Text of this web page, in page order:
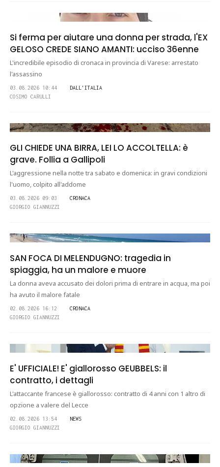
Si ferma per aiutare una donna per strada, l'EX
GELOSO CREDE SIANO AMANTI: ucciso 36enne
L'incredibile episodio di cronaca in provincia di Varese: arrestato
l'assassino
03.08.2026 10:44
DALL'ITALIA
COSIMO CARULLI
GLI CHIEDE UNA BIRRA, LEI LO ACCOLTELLA: è
grave. Follia a Gallipoli
L'aggressione nella notte tra sabato e domenica: in gravi condizioni
l'uomo, colpito all'addome
03.08.2026 09:03
CRONACA
GIORGIO GIANNUZZI
SAN FOCA DI MELENDUGNO: tragedia in
spiaggia, ha un malore e muore
La donna aveva accusato dei dolori prima di entrare in acqua, ma poi
ha avuto il malore fatale
02.08.2026 16:12
CRONACA
GIORGIO GIANNUZZI
E' UFFICIALE! E' giallorosso GEUBBELS: il
contratto, i dettagli
L'attaccante francese è giallorosso: contratto di 4 anni con 1 altro di
opzione a valere del Lecce
02.08.2026 13:54
NEWS
GIORGIO GIANNUZZI